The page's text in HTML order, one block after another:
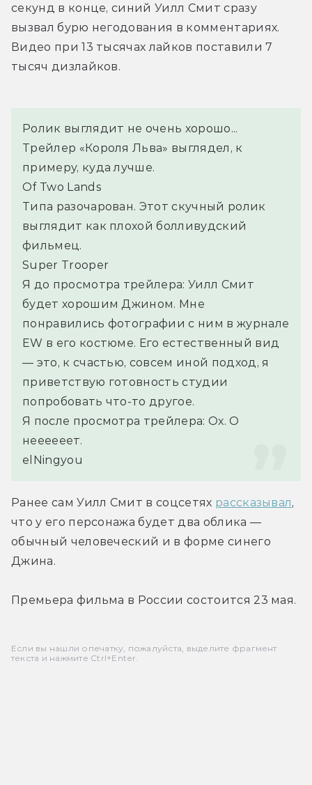
секунд в конце, синий Уилл Смит сразу
вызвал бурю негодования в комментариях.
Видео при 13 тысячах лайков поставили 7
тысяч дизлайков.
Ролик выглядит не очень хорошо...
Трейлер «Короля Льва» выглядел, к
примеру, куда лучше.
Of Two Lands
Типа разочарован. Этот скучный ролик
выглядит как плохой болливудский
фильмец.
Super Trooper
Я до просмотра трейлера: Уилл Смит
будет хорошим Джином. Мне
понравились фотографии с ним в журнале
EW в его костюме. Его естественный вид
— это, к счастью, совсем иной подход, я
приветствую готовность студии
попробовать что-то другое.
Я после просмотра трейлера: Ох. О
неееееет.
elNingyou
Ранее сам Уилл Смит в соцсетях рассказывал,
что у его персонажа будет два облика —
обычный человеческий и в форме синего
Джина.
Премьера фильма в России состоится 23 мая.
Если вы нашли опечатку, пожалуйста, выделите фрагмент
текста и нажмите Ctrl+Enter.